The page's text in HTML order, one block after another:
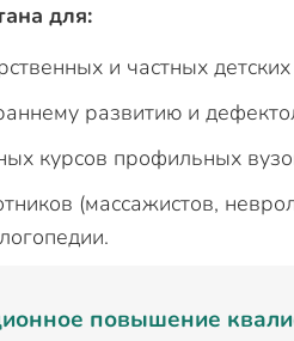
для:
и частных
развитию и
курсов профильных
(массажистов,
повышение